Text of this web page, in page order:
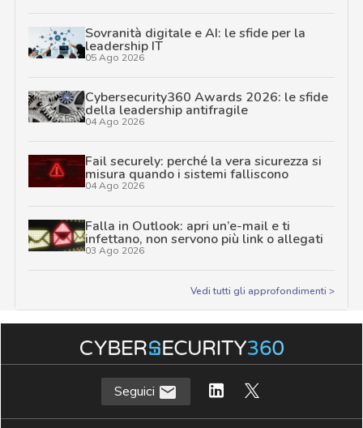
Sovranità digitale e AI: le sfide per la
leadership IT
05 Ago 2026
Cybersecurity360 Awards 2026: le sfide
della leadership antifragile
04 Ago 2026
Fail securely: perché la vera sicurezza si
misura quando i sistemi falliscono
04 Ago 2026
Falla in Outlook: apri un’e-mail e ti
infettano, non servono più link o allegati
03 Ago 2026
Vedi tutti gli approfondimenti >
Seguici